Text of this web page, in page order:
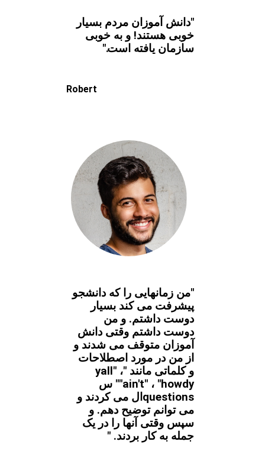
"دانش آموزان مردم بسیار
خوبی هستند! و به خوبی
سازمان یافته است."
Robert
"من زمانهایی را که دانشجو
پیشرفت می کند بسیار
دوست داشتم. و من
دوست داشتم وقتی دانش
آموزان متوقف می شدند و
از من در مورد اصطلاحات
و کلماتی مانند "yall" ،
"ain't" ، "howdy" س
questionsال می کردند و
می توانم توضیح دهم. و
سپس وقتی آنها را در یک
جمله به کار بردند. "